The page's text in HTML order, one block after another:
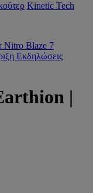
Kinetic Tech
Nitro Blaze 7
Εκδηλώσεις
|